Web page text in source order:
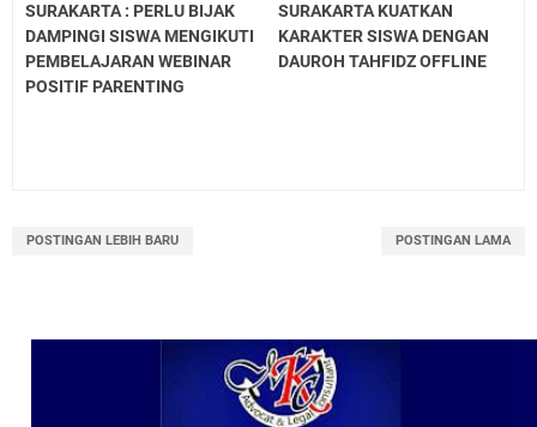
SURAKARTA : PERLU BIJAK
DAMPINGI SISWA MENGIKUTI
PEMBELAJARAN WEBINAR
POSITIF PARENTING
SURAKARTA KUATKAN
KARAKTER SISWA DENGAN
DAUROH TAHFIDZ OFFLINE
POSTINGAN LEBIH BARU POSTINGAN LAMA